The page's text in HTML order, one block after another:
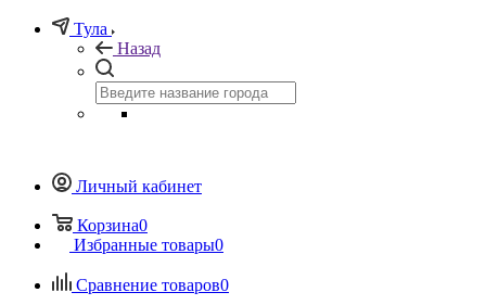
Тула
Назад
Личный кабинет
Корзина0
Избранные товары0
Сравнение товаров0